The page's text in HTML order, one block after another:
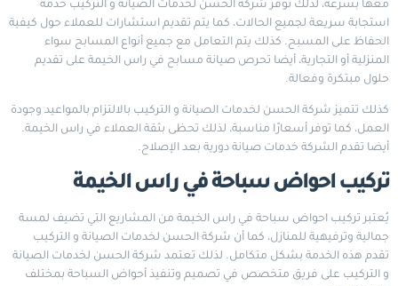
معها بسرعة، لذلك توفر شركة الحسن لخدمات الصيانة و التركيب خدمة
استجابة سريعة لجميع الحالات، كما يتم تقديم استشارات للعملاء حول كيفية
الحفاظ على المسبح. كذلك يتم التعامل مع جميع أنواع المسابح سواء
المنزلية أو التجارية، أيضا تحرص صيانة مسابح في راس الخيمة على تقديم
حلول مبتكرة وفعالة.
كذلك تتميز شركة الحسن لخدمات الصيانة و التركيب بالالتزام بالمواعيد وجودة
العمل، كما توفر أسعارًا مناسبة، لذلك تحظى بثقة العملاء في راس الخيمة.
أيضا تقدم الشركة خدمات صيانة دورية بعد الإصلاح.
تركيب احواض سباحة في راس الخيمة
يُعتبر تركيب احواض سباحة في راس الخيمة من المشاريع التي تضيف لمسة
جمالية وترفيهية للمنازل، كما أن شركة الحسن لخدمات الصيانة و التركيب
تقدم هذه الخدمة بشكل متكامل. لذلك تعتمد شركة الحسن لخدمات الصيانة
و التركيب على فريق متخصص في تصميم وتنفيذ أحواض السباحة بمختلف